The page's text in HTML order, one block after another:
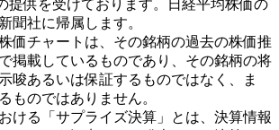
提供を受けております。日経平均株価の
聞社に帰属します。
価チャートは、その銘柄の過去の株価推
掲載しているものであり、その銘柄の将
唆あるいは保証するものではなく、ま
ものではありません。
ける「サプライズ決算」とは、決算情報